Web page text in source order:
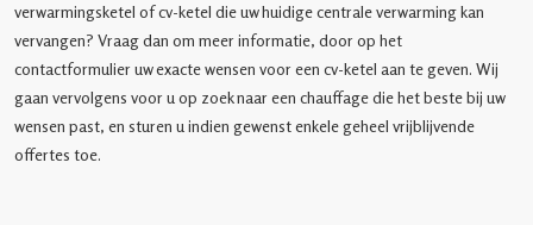
verwarmingsketel of cv-ketel die uw huidige centrale verwarming kan
vervangen? Vraag dan om meer informatie, door op het
contactformulier uw exacte wensen voor een cv-ketel aan te geven. Wij
gaan vervolgens voor u op zoek naar een chauffage die het beste bij uw
wensen past, en sturen u indien gewenst enkele geheel vrijblijvende
offertes toe.